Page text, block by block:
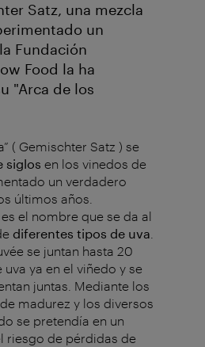
Satz, una mezcla
un
Fundación
Food la ha
"Arca de los
( Gemischter Satz ) se
siglos en los vinedos de
un verdadero
últimos años.
es el nombre que se da al
diferentes tipos de uva
se juntan hasta 20
ya en el viñedo y se
juntas. Mediante los
madurez y los diversos
se pretendía en un
riesgo de pérdidas de